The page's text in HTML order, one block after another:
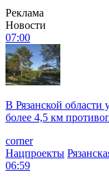
Реклама
Новости
07:00
В Рязанской области
более 4,5 км
corner
Нацпроекты
06:59